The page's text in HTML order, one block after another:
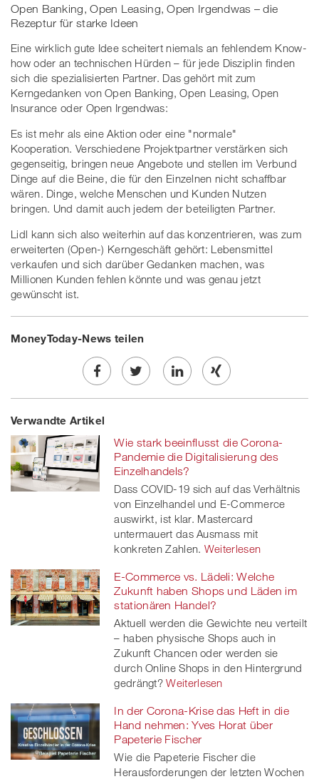
Open Banking, Open Leasing, Open Irgendwas – die
Rezeptur für starke Ideen
Eine wirklich gute Idee scheitert niemals an fehlendem Know-
how oder an technischen Hürden – für jede Disziplin finden
sich die spezialisierten Partner. Das gehört mit zum
Kerngedanken von Open Banking, Open Leasing, Open
Insurance oder Open Irgendwas:
Es ist mehr als eine Aktion oder eine "normale"
Kooperation. Verschiedene Projektpartner verstärken sich
gegenseitig, bringen neue Angebote und stellen im Verbund
Dinge auf die Beine, die für den Einzelnen nicht schaffbar
wären. Dinge, welche Menschen und Kunden Nutzen
bringen. Und damit auch jedem der beteiligten Partner.
Lidl kann sich also weiterhin auf das konzentrieren, was zum
erweiterten (Open-) Kerngeschäft gehört: Lebensmittel
verkaufen und sich darüber Gedanken machen, was
Millionen Kunden fehlen könnte und was genau jetzt
gewünscht ist.
MoneyToday-News teilen
Share
on
Facebook
Twe
on
twitt
er
Share
linkedin
Share
Xing
Verwandte Artikel
Wie stark beeinflusst die Corona-
Pandemie die Digitalisierung des
Einzelhandels?
Dass COVID-19 sich auf das Verhältnis
von Einzelhandel und E-Commerce
auswirkt, ist klar. Mastercard
untermauert das Ausmass mit
konkreten Zahlen. Weiterlesen
E-Commerce vs. Lädeli: Welche
Zukunft haben Shops und Läden im
stationären Handel?
Aktuell werden die Gewichte neu verteilt
– haben physische Shops auch in
Zukunft Chancen oder werden sie
durch Online Shops in den Hintergrund
gedrängt? Weiterlesen
In der Corona-Krise das Heft in die
Hand nehmen: Yves Horat über
Papeterie Fischer
Wie die Papeterie Fischer die
Herausforderungen der letzten Wochen